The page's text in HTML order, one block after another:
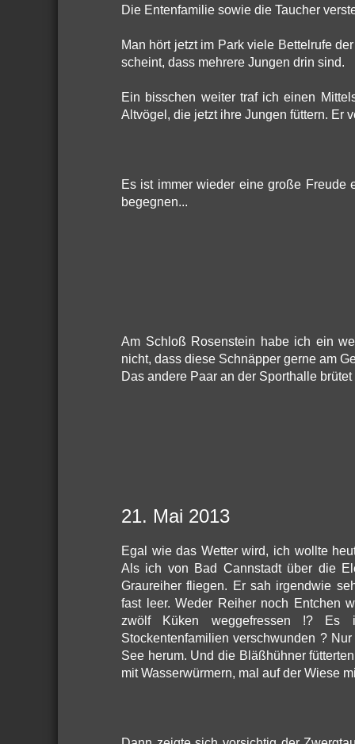
Die Entenfamilie sowie die Taucher
Man hört jetzt im Park viele Bettelrufe
scheint, dass mehrere Jungen drin sind.
Ein bisschen weiter traf ich einen
Altvögel, die jetzt ihre Jungen füttern. Er
Es ist immer wieder eine große Freude
begegnen...
Am Schloß Rosenstein habe ich ein
nicht, dass diese Schnäpper gerne am
Das andere Paar an der Sporthalle
21. Mai 2013
Egal wie das Wetter wird, ich wollte
Als ich von Bad Cannstadt über die
Graureiher fliegen. Er sah irgendwie
fast leer. Weder Reiher noch Entchen
zwölf Küken weggefressen !? Es
Stockentenfamilien verschwunden ?
See herum. Und die Bläßhühner
mit Wasserwürmern, mal auf der Wiese